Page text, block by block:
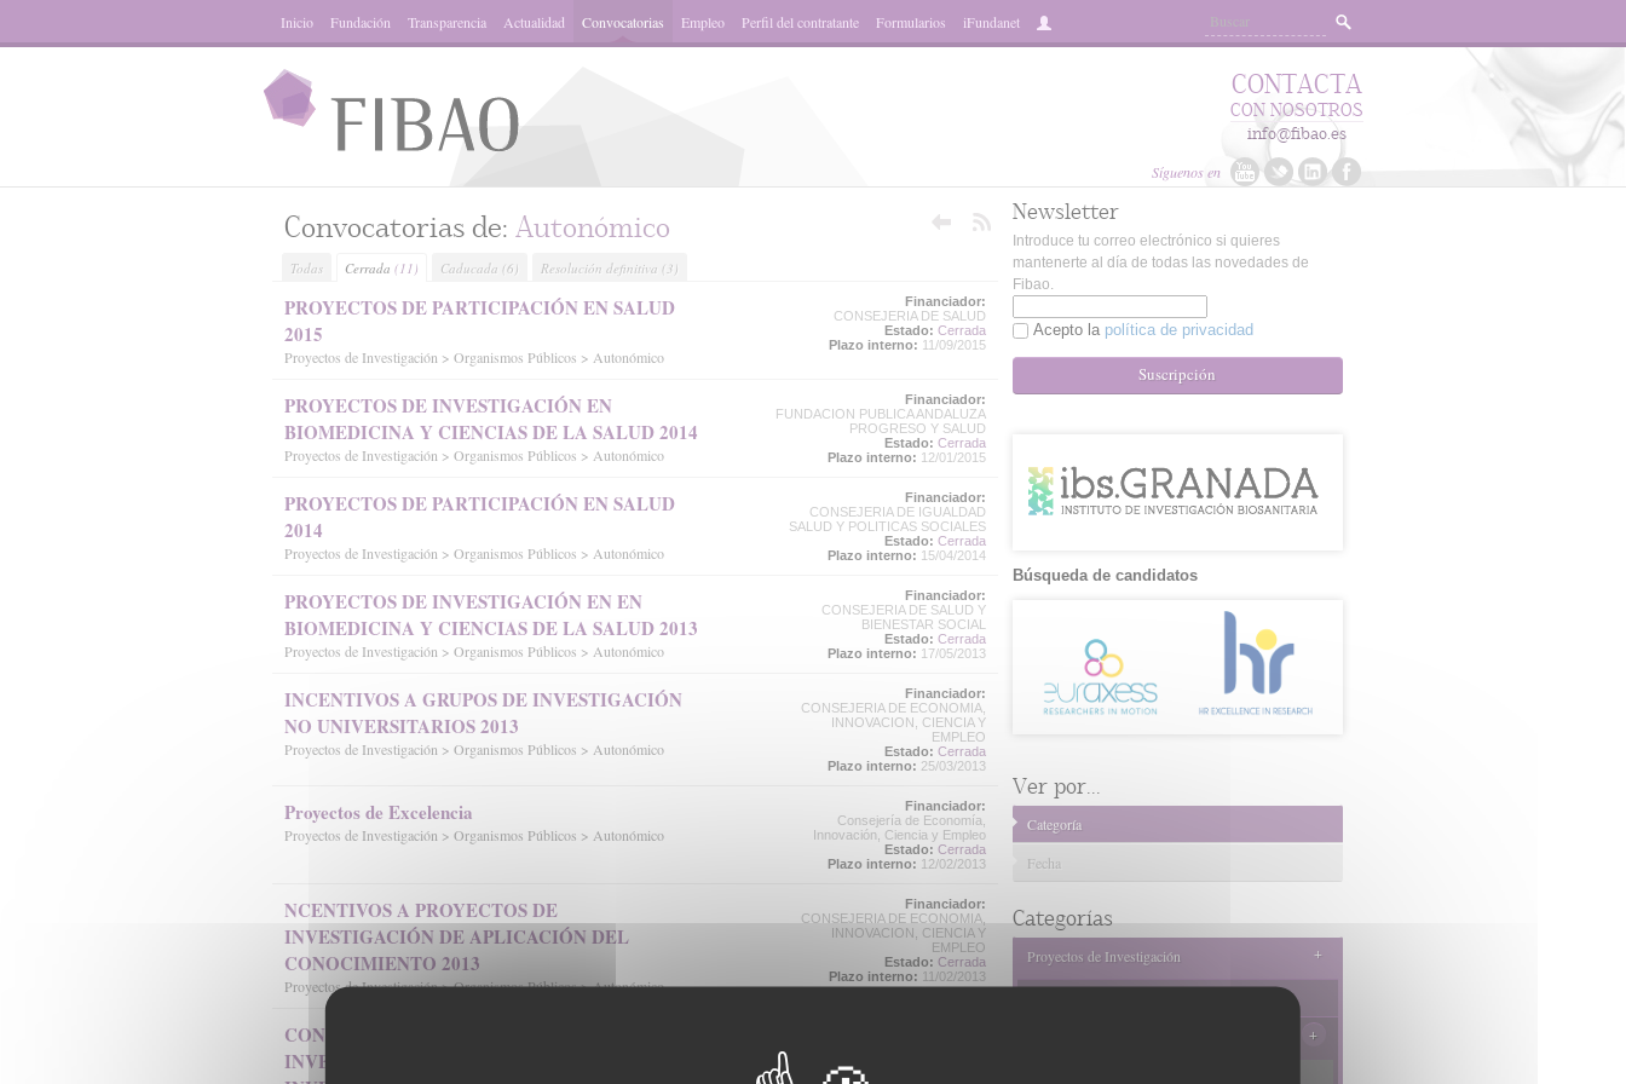
Inicio Fundación Transparencia Actualidad Convocatorias Empleo Perfil del contratante Formularios iFundanet
Síguenos en
CONTACTA
CON NOSOTROS
info@fibao.es
Convocatorias de: Autonómico
Todas Cerrada (11) Caducada (6) Resolución definitiva (3)
Financiador:
CONSEJERIA DE SALUD
Estado: Cerrada
Plazo interno: 11/09/2015
PROYECTOS DE PARTICIPACIÓN EN SALUD
2015
Proyectos de Investigación > Organismos Públicos > Autonómico
Financiador:
FUNDACION PUBLICA ANDALUZA
PROGRESO Y SALUD
Estado: Cerrada
Plazo interno: 12/01/2015
PROYECTOS DE INVESTIGACIÓN EN
BIOMEDICINA Y CIENCIAS DE LA SALUD 2014
Proyectos de Investigación > Organismos Públicos > Autonómico
Financiador:
CONSEJERIA DE IGUALDAD
SALUD Y POLITICAS SOCIALES
Estado: Cerrada
Plazo interno: 15/04/2014
PROYECTOS DE PARTICIPACIÓN EN SALUD
2014
Proyectos de Investigación > Organismos Públicos > Autonómico
Financiador:
CONSEJERIA DE SALUD Y
BIENESTAR SOCIAL
Estado: Cerrada
Plazo interno: 17/05/2013
PROYECTOS DE INVESTIGACIÓN EN EN
BIOMEDICINA Y CIENCIAS DE LA SALUD 2013
Proyectos de Investigación > Organismos Públicos > Autonómico
Financiador:
CONSEJERIA DE ECONOMIA,
INNOVACION, CIENCIA Y
EMPLEO
Estado: Cerrada
Plazo interno: 25/03/2013
INCENTIVOS A GRUPOS DE INVESTIGACIÓN
NO UNIVERSITARIOS 2013
Proyectos de Investigación > Organismos Públicos > Autonómico
Financiador:
Consejería de Economía,
Innovación, Ciencia y Empleo
Estado: Cerrada
Plazo interno: 12/02/2013
Proyectos de Excelencia
Proyectos de Investigación > Organismos Públicos > Autonómico
Financiador:
CONSEJERIA DE ECONOMIA,
INNOVACION, CIENCIA Y
EMPLEO
Estado: Cerrada
Plazo interno: 11/02/2013
NCENTIVOS A PROYECTOS DE
INVESTIGACIÓN DE APLICACIÓN DEL
CONOCIMIENTO 2013
Proyectos de Investigación > Organismos Públicos > Autonómico
Plazo interno:
CONVOCATORIA ADSCRIPCIÓN DE GRUPOS
INVESGACIÓN AL INSTITUTO DE
Newsletter
Introduce tu correo electrónico si quieres
mantenerte al día de todas las novedades de
Fibao.
Acepto la política de privacidad
Suscripción
Búsqueda de candidatos
Ver por...
Categoría
Fecha
Categorías
+
Proyectos de Investigación
+